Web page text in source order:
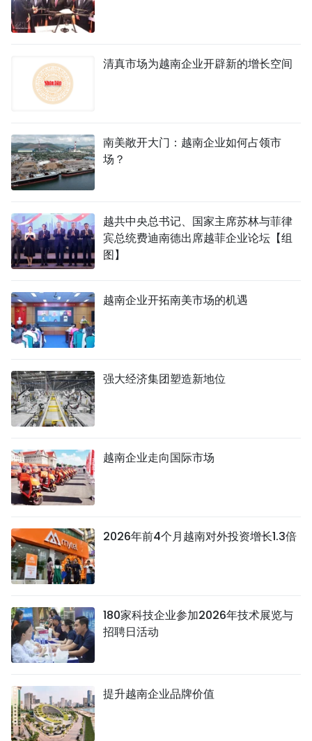
清真市场为越南企业开辟新的增长空间
南美敞开大门：越南企业如何占领市
场？
越共中央总书记、国家主席苏林与菲律
宾总统费迪南德出席越菲企业论坛【组
图】
越南企业开拓南美市场的机遇
强大经济集团塑造新地位
越南企业走向国际市场
2026年前4个月越南对外投资增长1.3倍
180家科技企业参加2026年技术展览与
招聘日活动
提升越南企业品牌价值